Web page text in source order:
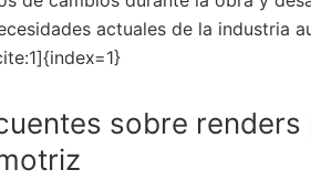
actuales de la industria
sobre